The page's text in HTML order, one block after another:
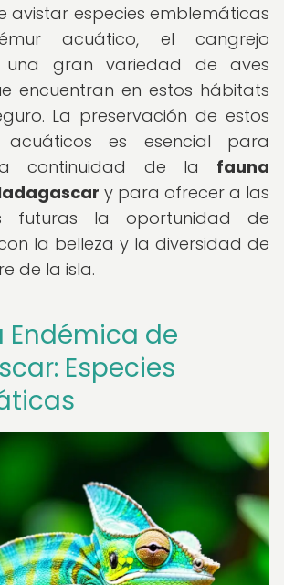
avistar especies emblemáticas
acuático, el cangrejo
una gran variedad de aves
encuentran en estos hábitats
La preservación de estos
acuáticos es esencial para
continuidad de la fauna
y para ofrecer a las
futuras la oportunidad de
la belleza y la diversidad de
de la isla.
Endémica de
Especies